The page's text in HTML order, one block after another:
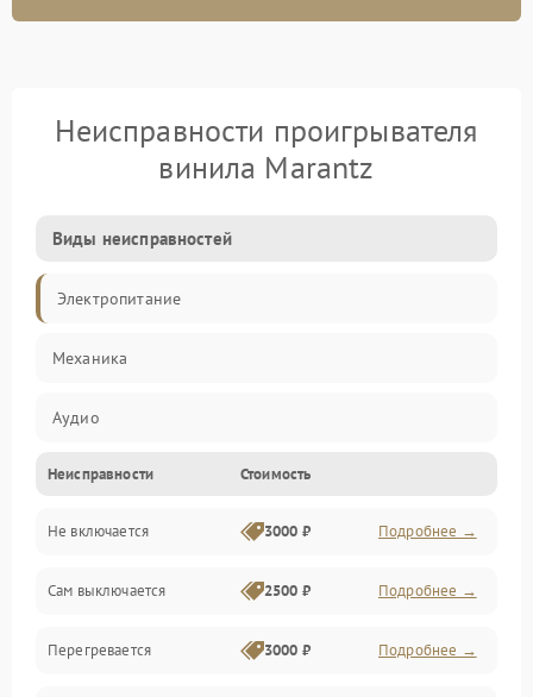
Неисправности проигрывателя
винила Marantz
Виды неисправностей
Электропитание
Механика
Аудио
Неисправности Стоимость
Не включается 3000 ₽ Подробнее →
Сам выключается 2500 ₽ Подробнее →
Перегревается 3000 ₽ Подробнее →